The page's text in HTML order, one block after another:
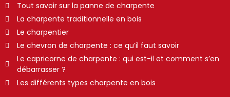
Tout savoir sur la panne de charpente
La charpente traditionnelle en bois
Le charpentier
Le chevron de charpente : ce qu’il faut savoir
Le capricorne de charpente : qui est-il et comment s’en
débarrasser ?
Les différents types charpente en bois